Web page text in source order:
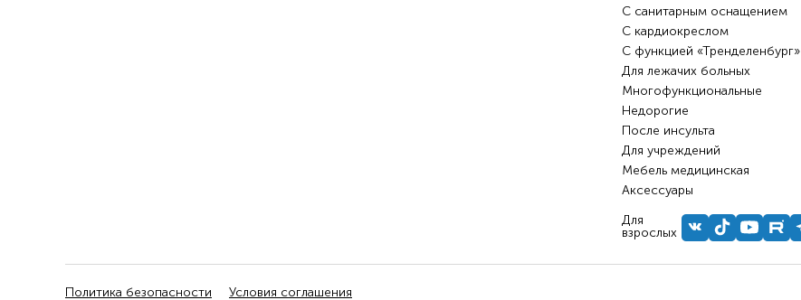
С санитарным оснащением
С кардиокреслом
С функцией «Тренделенбург»
Для лежачих больных
Многофункциональные
Недорогие
После инсульта
Для учреждений
Мебель медицинская
Аксессуары
Для
взрослых
Политика безопасности Условия соглашения